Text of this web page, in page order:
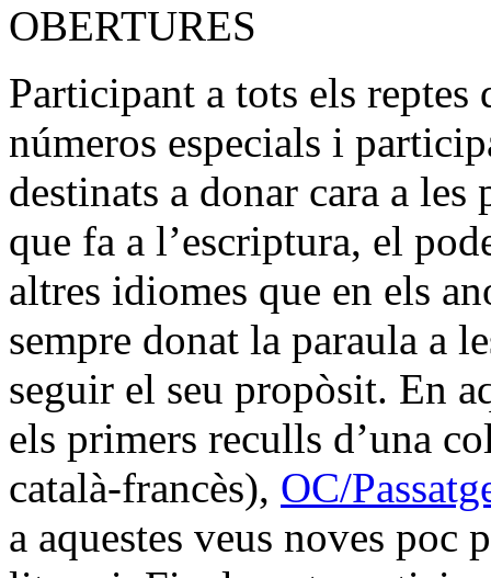
OBERTURES
Participant a tots els reptes
números especials i
destinats a donar cara a
que fa a l’escriptura, el
altres idiomes que en els
sempre donat la paraula a
seguir el seu propòsit. En
els primers reculls d’una
català-francès), OC/
a aquestes veus noves poc